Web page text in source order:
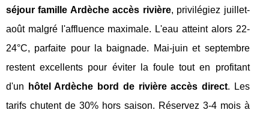
séjour famille Ardèche accès rivière, privilégiez juillet-
août malgré l'affluence maximale. L'eau atteint alors 22-
24°C, parfaite pour la baignade. Mai-juin et septembre
restent excellents pour éviter la foule tout en profitant
d'un
hôtel Ardèche bord de rivière accès direct. Les
tarifs chutent de 30% hors saison. Réservez 3-4 mois à